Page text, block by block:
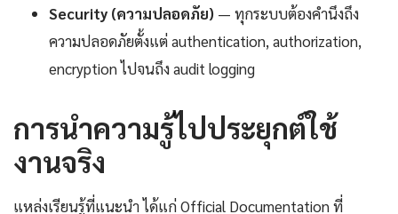
Security (ความปลอดภัย) — ทุกระบบต้องคำนึงถึง
ความปลอดภัยตั้งแต่ authentication, authorization,
encryption ไปจนถึง audit logging
การนำความรู้ไปประยุกต์ใช้
งานจริง
แหล่งเรียนรู้ที่แนะนำ ได้แก่ Official Documentation ที่